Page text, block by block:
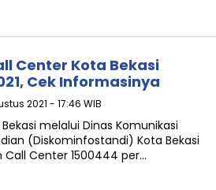
Center Kota Bekasi
Cek Informasinya
2021 - 17:46 WIB
melalui Dinas Komunikasi
(Diskominfostandi) Kota Bekasi
Center 1500444 per…